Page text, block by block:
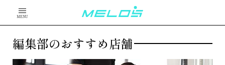
MENU
編集部のおすすめ店舗